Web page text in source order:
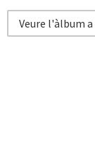
Veure l'àlbum